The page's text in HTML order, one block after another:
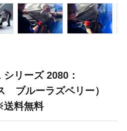
リーズ 2080：
ブルーラズベリー）
料無料